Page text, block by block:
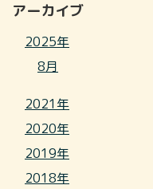
アーカイブ
2025年
8月
2021年
2020年
2019年
2018年